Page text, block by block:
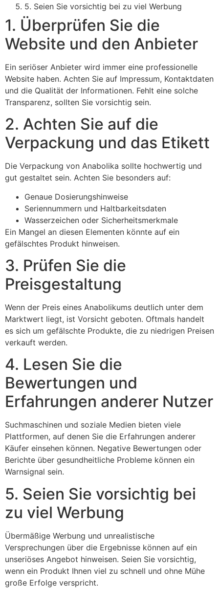
5. Seien Sie vorsichtig bei zu viel Werbung
1. Überprüfen Sie die
Website und den Anbieter
Ein seriöser Anbieter wird immer eine professionelle
Website haben. Achten Sie auf Impressum, Kontaktdaten
und die Qualität der Informationen. Fehlt eine solche
Transparenz, sollten Sie vorsichtig sein.
2. Achten Sie auf die
Verpackung und das Etikett
Die Verpackung von Anabolika sollte hochwertig und
gut gestaltet sein. Achten Sie besonders auf:
Genaue Dosierungshinweise
Seriennummern und Haltbarkeitsdaten
Wasserzeichen oder Sicherheitsmerkmale
Ein Mangel an diesen Elementen könnte auf ein
gefälschtes Produkt hinweisen.
3. Prüfen Sie die
Preisgestaltung
Wenn der Preis eines Anabolikums deutlich unter dem
Marktwert liegt, ist Vorsicht geboten. Oftmals handelt
es sich um gefälschte Produkte, die zu niedrigen Preisen
verkauft werden.
4. Lesen Sie die
Bewertungen und
Erfahrungen anderer Nutzer
Suchmaschinen und soziale Medien bieten viele
Plattformen, auf denen Sie die Erfahrungen anderer
Käufer einsehen können. Negative Bewertungen oder
Berichte über gesundheitliche Probleme können ein
Warnsignal sein.
5. Seien Sie vorsichtig bei
zu viel Werbung
Übermäßige Werbung und unrealistische
Versprechungen über die Ergebnisse können auf ein
unseriöses Angebot hinweisen. Seien Sie vorsichtig,
wenn ein Produkt Ihnen viel zu schnell und ohne Mühe
große Erfolge verspricht.